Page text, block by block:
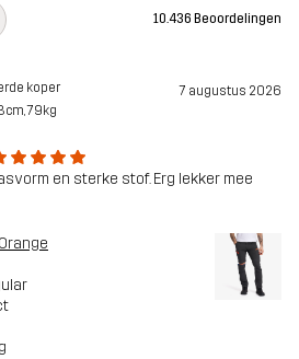
10.436 Beoordelingen
koper 7 augustus 2026
79kg
en sterke stof. Erg lekker mee